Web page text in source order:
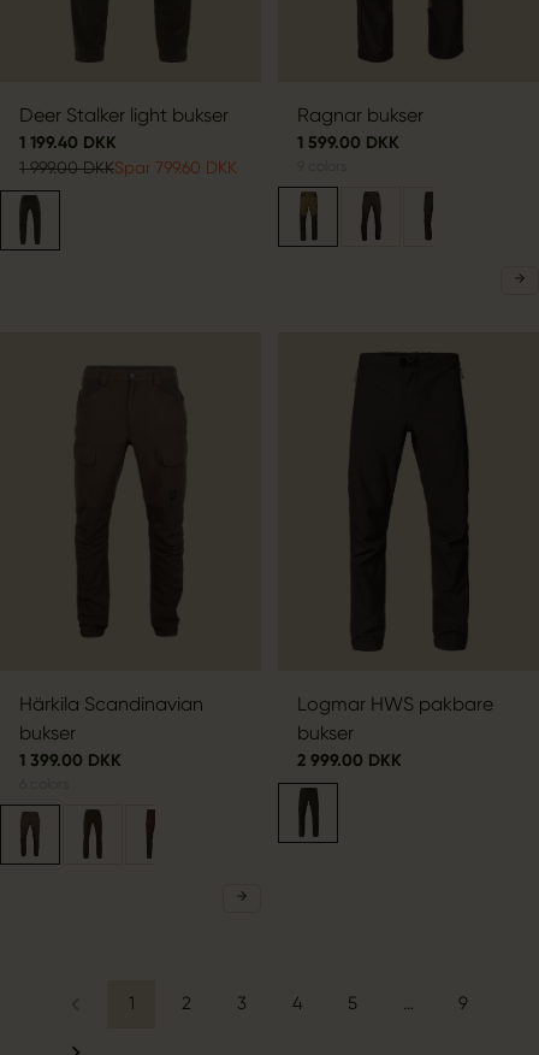
Deer Stalker light bukser
1 199.40 DKK
1 999.00 DKKSpar 799.60 DKK
Ragnar bukser
1 599.00 DKK
Härkila Scandinavian
bukser
1 399.00 DKK
Logmar HWS pakbare
bukser
2 999.00 DKK
1 2 3 4 5 … 9